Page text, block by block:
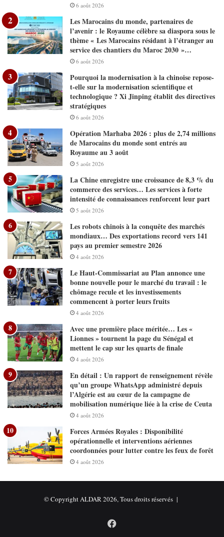
6 août 2026
Les Marocains du monde, partenaires de
l’avenir : le Royaume célèbre sa diaspora sous le
thème « Les Marocains résidant à l’étranger au
service des chantiers du Maroc 2030 »…
6 août 2026
Pourquoi la modernisation à la chinoise repose-
t-elle sur la modernisation scientifique et
technologique ? Xi Jinping établit des directives
stratégiques
6 août 2026
Opération Marhaba 2026 : plus de 2,74 millions
de Marocains du monde sont entrés au
Royaume au 3 août
5 août 2026
La Chine enregistre une croissance de 8,3 % du
commerce des services… Les services à forte
intensité de connaissances renforcent leur part
5 août 2026
Les robots chinois à la conquête des marchés
mondiaux… Des exportations record vers 141
pays au premier semestre 2026
4 août 2026
Le Haut-Commissariat au Plan annonce une
bonne nouvelle pour le marché du travail : le
chômage recule et les investissements
commencent à porter leurs fruits
4 août 2026
Avec une première place méritée… Les «
Lionnes » tournent la page du Sénégal et
mettent le cap sur les quarts de finale
4 août 2026
En détail : Un rapport de renseignement révèle
qu’un groupe WhatsApp administré depuis
l’Algérie est au cœur de la campagne de
mobilisation numérique liée à la crise de Ceuta
4 août 2026
Forces Armées Royales : Disponibilité
opérationnelle et interventions aériennes
coordonnées pour lutter contre les feux de forêt
4 août 2026
© Copyright ALDAR 2026, Tous droits réservés |